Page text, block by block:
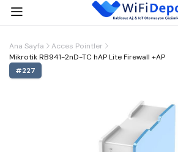
Ana Sayfa
Acces Pointler
Mikrotik RB941-2nD-TC hAP Lite Firewall +AP
#227